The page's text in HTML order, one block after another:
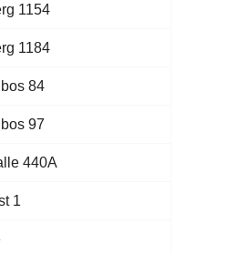
1154
1184
84
97
440A
1